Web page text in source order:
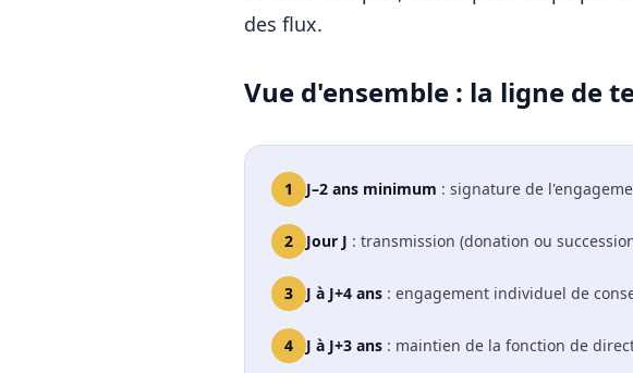
des flux.
Vue d'ensemble : la ligne de
1 J–2 ans minimum : signature de
2 Jour J : transmission (donation ou
3 J à J+4 ans : engagement individuel de
4 J à J+3 ans : maintien de la fonction de